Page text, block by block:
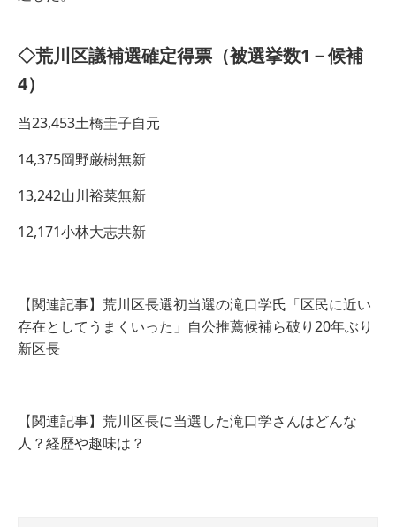
◇荒川区議補選確定得票（被選挙数1－候補
4）
当23,453土橋圭子自元
14,375岡野厳樹無新
13,242山川裕菜無新
12,171小林大志共新
【関連記事】荒川区長選初当選の滝口学氏「区民に近い
存在としてうまくいった」自公推薦候補ら破り20年ぶり
新区長
【関連記事】荒川区長に当選した滝口学さんはどんな
人？経歴や趣味は？